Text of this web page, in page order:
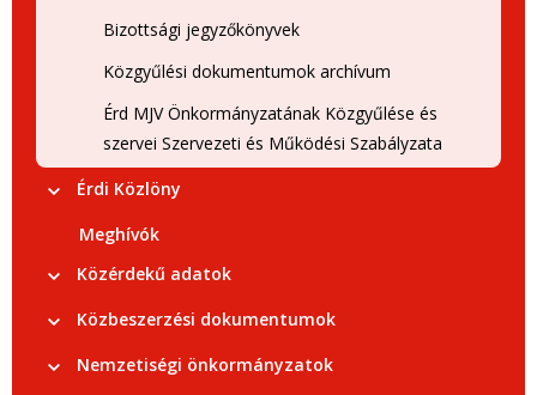
Bizottsági jegyzőkönyvek
Közgyűlési dokumentumok archívum
Érd MJV Önkormányzatának Közgyűlése és
szervei Szervezeti és Működési Szabályzata
Érdi Közlöny
Meghívók
Közérdekű adatok
Közbeszerzési dokumentumok
Nemzetiségi önkormányzatok